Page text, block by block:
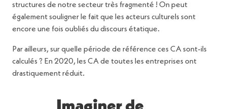
structures de notre secteur très fragmenté ! On peut
également souligner le fait que les acteurs culturels sont
encore une fois oubliés du discours étatique.
Par ailleurs, sur quelle période de référence ces CA sont-ils
calculés ? En 2020, les CA de toutes les entreprises ont
drastiquement réduit.